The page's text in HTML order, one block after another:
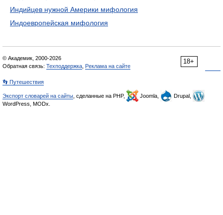
Индийцев нужной Америки мифология
Индоевропейская мифология
18+
© Академик, 2000-2026
Обратная связь: Техподдержка Реклама на сайте
👣 Путешествия
Экспорт словарей на сайты , сделанные на PHP, Joomla,
Drupal,
WordPress, MODx.